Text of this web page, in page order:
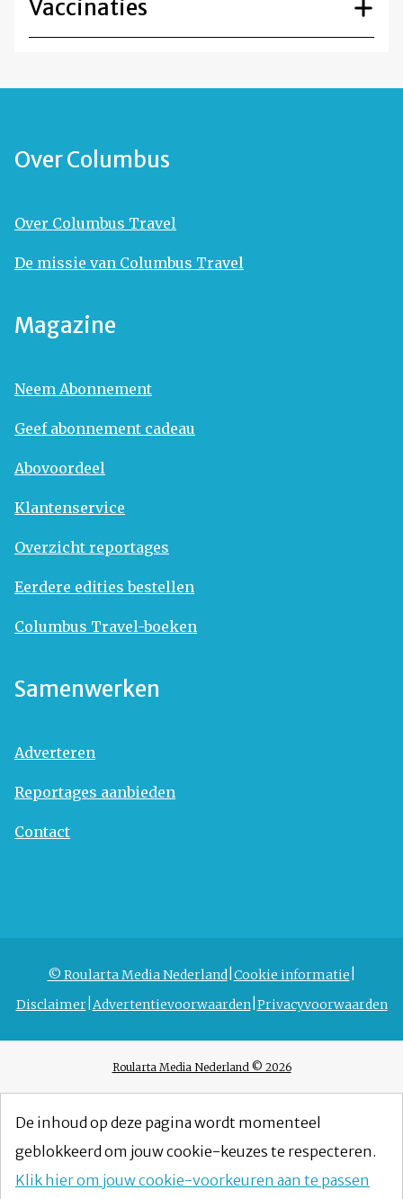
Vaccinaties
Over Columbus
Over Columbus Travel
De missie van Columbus Travel
Magazine
Neem Abonnement
Geef abonnement cadeau
Abovoordeel
Klantenservice
Overzicht reportages
Eerdere edities bestellen
Columbus Travel-boeken
Samenwerken
Adverteren
Reportages aanbieden
Contact
© Roularta Media Nederland Cookie informatie
Disclaimer Advertentievoorwaarden Privacyvoorwaarden
Roularta Media Nederland © 2026
De inhoud op deze pagina wordt momenteel
geblokkeerd om jouw cookie-keuzes te respecteren.
Klik hier om jouw cookie-voorkeuren aan te passen